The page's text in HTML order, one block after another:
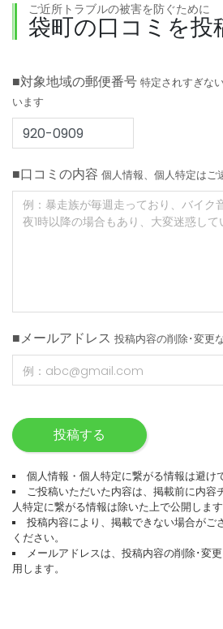
ご近所トラブルの被害を防ぐために
袋町の口コミを投
■対象地域の郵便番号 特定されすぎな
います
■口コミの内容 個人情報、個人特定はご
■メールアドレス 投稿内容の削除･変更
投稿する
個人情報・個人特定に繋がる情報は避け
ご投稿いただいた内容は、掲載前に内容
人特定に繋がる情報は除いた上で公開します
投稿内容により、掲載できない場合がご
ください。
メールアドレスは、投稿内容の削除･変
用します。